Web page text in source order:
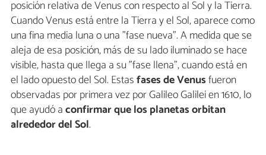
posición relativa de Venus con respecto al Sol y la Tierra.
Cuando Venus está entre la Tierra y el Sol, aparece como
una fina media luna o una "fase nueva". A medida que se
aleja de esa posición, más de su lado iluminado se hace
visible, hasta que llega a su "fase llena", cuando está en
el lado opuesto del Sol. Estasfases de Venusfueron
observadas por primera vez por Galileo Galilei en 1610, lo
que ayudó aconfirmar que los planetas orbitan
alrededor del Sol.